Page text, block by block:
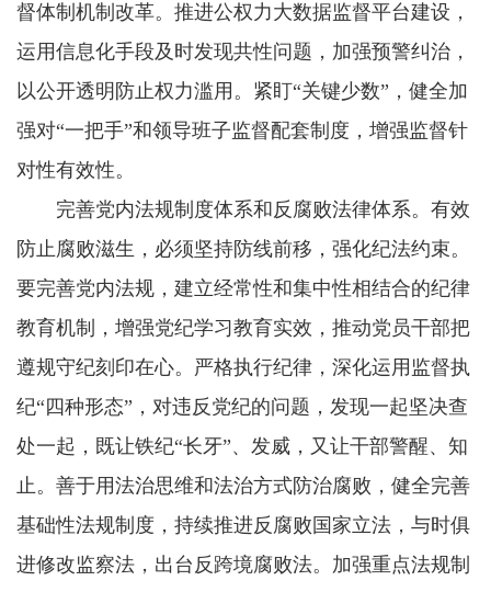
督体制机制改革。推进公权力大数据监督平台建设，
运用信息化手段及时发现共性问题，加强预警纠治，
以公开透明防止权力滥用。紧盯“关键少数”，健全加
强对“一把手”和领导班子监督配套制度，增强监督针
对性有效性。
完善党内法规制度体系和反腐败法律体系。有效
防止腐败滋生，必须坚持防线前移，强化纪法约束。
要完善党内法规，建立经常性和集中性相结合的纪律
教育机制，增强党纪学习教育实效，推动党员干部把
遵规守纪刻印在心。严格执行纪律，深化运用监督执
纪“四种形态”，对违反党纪的问题，发现一起坚决查
处一起，既让铁纪“长牙”、发威，又让干部警醒、知
止。善于用法治思维和法治方式防治腐败，健全完善
基础性法规制度，持续推进反腐败国家立法，与时俱
进修改监察法，出台反跨境腐败法。加强重点法规制